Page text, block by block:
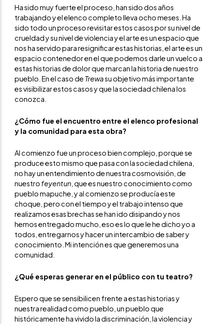
Ha sido muy fuerte el proceso, han sido dos años
trabajando y el elenco completo lleva ocho meses. Ha
sido todo un proceso revisitar estos casos por su nivel de
crueldad y su nivel de violencia y el arte es un espacio que
nos ha servido para resignificar estas historias, el arte es un
espacio contenedor en el que podemos darle un vuelco a
estas historias de dolor que marcan la historia de nuestro
pueblo. En el caso de Trewasu objetivo más importante
es visibilizar estos casos y que la sociedad chilena los
conozca.
¿Cómo fue el encuentro entre el elenco profesional
y la comunidad para esta obra?
Al comienzo fue un proceso bien complejo, porque se
produce esto mismo que pasa con la sociedad chilena,
no hay un entendimiento de nuestra cosmovisión, de
nuestrofeyentun , que es nuestro conocimiento como
pueblo mapuche, y al comienzo se producía este
choque, pero con el tiempo y el trabajo intenso que
realizamos esas brechas se han ido disipando y nos
hemos entregado mucho, eso es lo que le he dicho yo a
todos, entregarnos y hacer un intercambio de saber y
conocimiento. Mi intención es que generemos una
comunidad.
¿Qué esperas generar en el público con tu teatro?
Espero que se sensibilicen frente a estas historias y
nuestra realidad como pueblo, un pueblo que
históricamente ha vivido la discriminación, la violencia y